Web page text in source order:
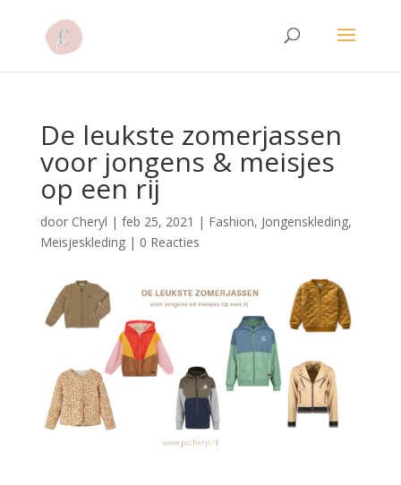
De leukste zomerjassen
voor jongens & meisjes
op een rij
door Cheryl | feb 25, 2021 | Fashion, Jongenskleding,
Meisjeskleding| 0 Reacties